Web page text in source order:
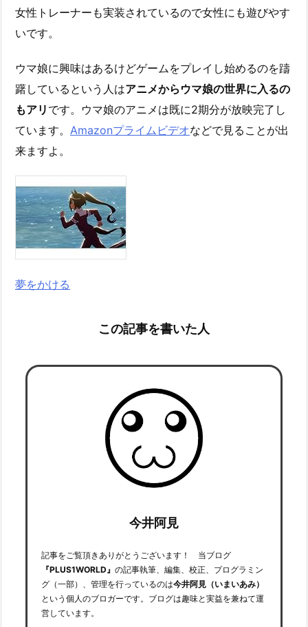
女性トレーナーも実装されているので女性にも遊びやす
いです。
ウマ娘に興味はあるけどゲームをプレイし始めるのを躊
躇しているという人はアニメからウマ娘の世界に入るの
もアリ です。ウマ娘のアニメは既に2期分が放映完了し
ています。 Amazonプライムビデオなどで見ることが出
来ますよ。
夢をかける
この記事を書いた人
今井阿見
記事をご覧頂きありがとうございます！ 当ブログ
『PLUS1WORLD』 の記事執筆、編集、校正、プログラミン
グ（一部）、管理を行っているのは今井阿見（いまいあみ）
という個人のブロガーです。ブログは趣味と実益を兼ねて運
営しています。